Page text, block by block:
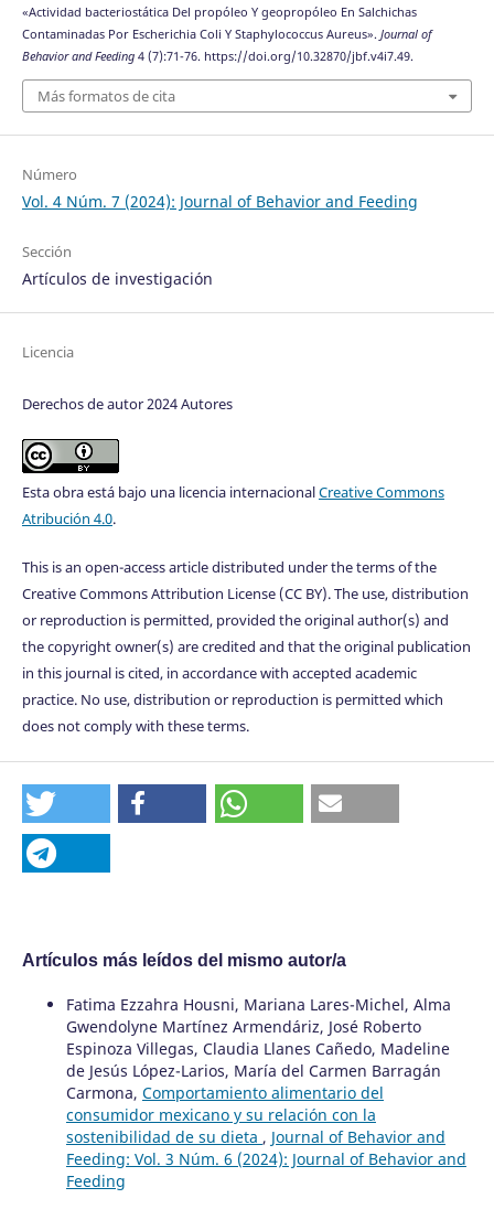
«Actividad bacteriostática Del propóleo Y geopropóleo En Salchichas
Contaminadas Por Escherichia Coli Y Staphylococcus Aureus». Journal of
Behavior and Feeding4 (7):71-76. https://doi.org/10.32870/jbf.v4i7.49.
Más formatos de cita
Número
Vol. 4 Núm. 7 (2024): Journal of Behavior and Feeding
Sección
Artículos de investigación
Licencia
Derechos de autor 2024 Autores
Esta obra está bajo una licencia internacionalCreative Commons
Atribución 4.0.
This is an open-access article distributed under the terms of the
Creative Commons Attribution License (CC BY). The use, distribution
or reproduction is permitted, provided the original author(s) and
the copyright owner(s) are credited and that the original publication
in this journal is cited, in accordance with accepted academic
practice. No use, distribution or reproduction is permitted which
does not comply with these terms.
Artículos más leídos del mismo autor/a
Fatima Ezzahra Housni, Mariana Lares-Michel, Alma
Gwendolyne Martínez Armendáriz, José Roberto
Espinoza Villegas, Claudia Llanes Cañedo, Madeline
de Jesús López-Larios, María del Carmen Barragán
Carmona, Comportamiento alimentario del
consumidor mexicano y su relación con la
sostenibilidad de su dieta , Journal of Behavior and
Feeding: Vol. 3 Núm. 6 (2024): Journal of Behavior and
Feeding